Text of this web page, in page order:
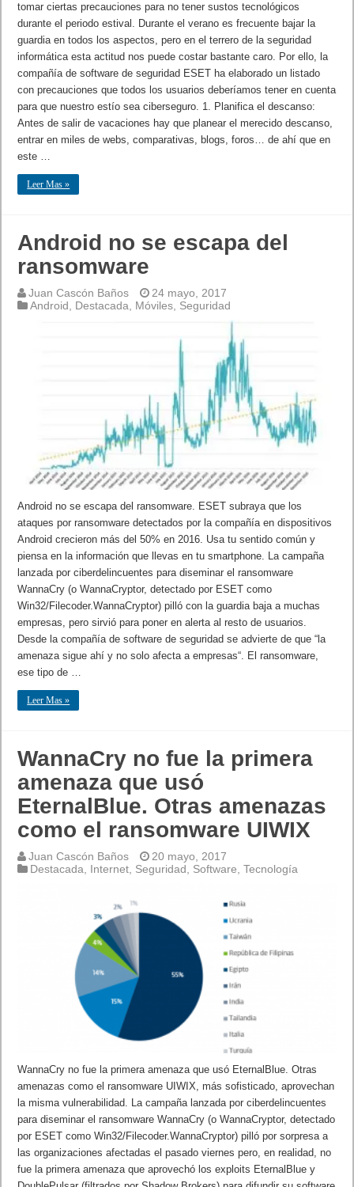
tomar ciertas precauciones para no tener sustos tecnológicos
durante el periodo estival. Durante el verano es frecuente bajar la
guardia en todos los aspectos, pero en el terrero de la seguridad
informática esta actitud nos puede costar bastante caro. Por ello, la
compañía de software de seguridad ESET ha elaborado un listado
con precauciones que todos los usuarios deberíamos tener en cuenta
para que nuestro estío sea ciberseguro. 1. Planifica el descanso:
Antes de salir de vacaciones hay que planear el merecido descanso,
entrar en miles de webs, comparativas, blogs, foros… de ahí que en
este …
Leer Mas »
Android no se escapa del
ransomware
Juan Cascón Baños
24 mayo, 2017
Android
Destacada Móviles Seguridad
Android no se escapa del ransomware. ESET subraya que los
ataques por ransomware detectados por la compañía en dispositivos
Android crecieron más del 50% en 2016. Usa tu sentido común y
piensa en la información que llevas en tu smartphone. La campaña
lanzada por ciberdelincuentes para diseminar el ransomware
WannaCry (o WannaCryptor, detectado por ESET como
Win32/Filecoder.WannaCryptor) pilló con la guardia baja a muchas
empresas, pero sirvió para poner en alerta al resto de usuarios.
Desde la compañía de software de seguridad se advierte de que “la
amenaza sigue ahí y no solo afecta a empresas“. El ransomware,
ese tipo de …
Leer Mas »
WannaCry no fue la primera
amenaza que usó
EternalBlue. Otras amenazas
como el ransomware UIWIX
Juan Cascón Baños
20 mayo, 2017
Destacada
Internet Seguridad Software ,Tecnología
WannaCry no fue la primera amenaza que usó EternalBlue. Otras
amenazas como el ransomware UIWIX, más sofisticado, aprovechan
la misma vulnerabilidad. La campaña lanzada por ciberdelincuentes
para diseminar el ransomware WannaCry (o WannaCryptor, detectado
por ESET como Win32/Filecoder.WannaCryptor) pilló por sorpresa a
las organizaciones afectadas el pasado viernes pero, en realidad, no
fue la primera amenaza que aprovechó los exploits EternalBlue y